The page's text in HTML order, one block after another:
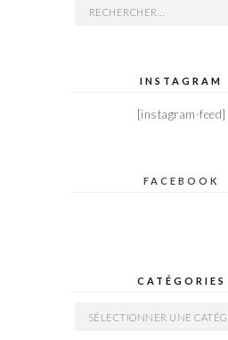
Rechercher :
INSTAGRAM
[instagram-feed]
FACEBOOK
CATÉGORIES
Catégories